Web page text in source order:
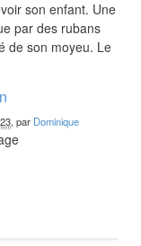
son enfant. Une
par des rubans
de son moyeu. Le
, par Dominique